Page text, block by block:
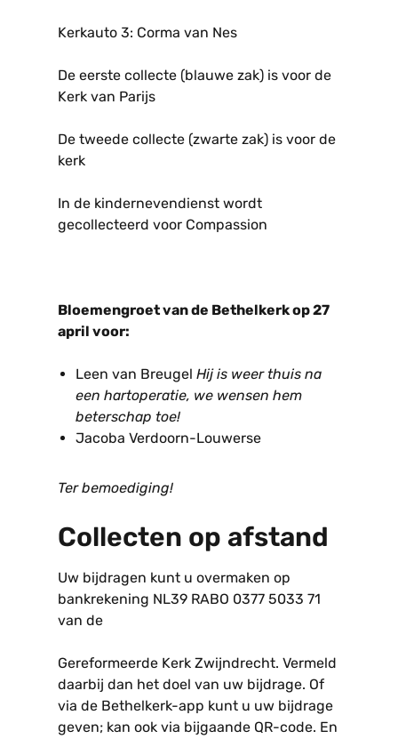
Kerkauto 3: Corma van Nes
De eerste collecte (blauwe zak) is voor de
Kerk van Parijs
De tweede collecte (zwarte zak) is voor de
kerk
In de kindernevendienst wordt
gecollecteerd voor Compassion
Bloemengroet van de Bethelkerk op 27
april voor:
Leen van Breugel Hij is weer thuis na
een hartoperatie, we wensen hem
beterschap toe!
Jacoba Verdoorn-Louwerse
Ter bemoediging!
Collecten op afstand
Uw bijdragen kunt u overmaken op
bankrekening NL39 RABO 0377 5033 71
van de
Gereformeerde Kerk Zwijndrecht. Vermeld
daarbij dan het doel van uw bijdrage. Of
via de Bethelkerk-app kunt u uw bijdrage
geven; kan ook via bijgaande QR-code. En